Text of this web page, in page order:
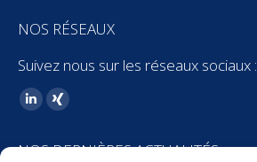
NOS RÉSEAUX
Suivez nous sur les réseaux sociaux :
Trouvez nous sur :
LinkedIn
XING
NOS DERNIÈRES ACTUALITÉS